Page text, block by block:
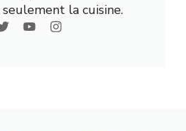
la cuisine.